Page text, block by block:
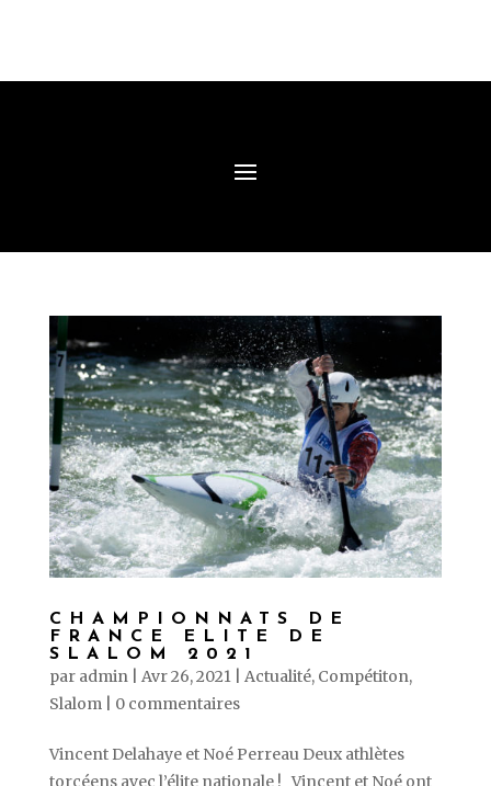
CHAMPIONNATS DE
FRANCE ELITE DE
SLALOM 2021
par admin| Avr 26, 2021| Actualité, Compétiton,
Slalom| 0 commentaires
Vincent Delahaye et Noé Perreau Deux athlètes
torcéens avec l’élite nationale ! Vincent et Noé ont